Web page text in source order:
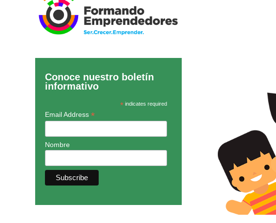
Conoce nuestro boletín
informativo
*indicates required
Email Address *
Nombre